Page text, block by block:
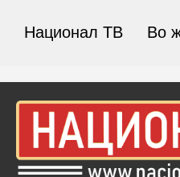
Национал ТВ Во